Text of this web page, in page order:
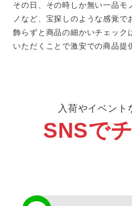
その日、その時しか無い一品モ
ノなど、宝探しのような感覚で
飾らずと商品の細かいチェック
いただくことで激安での商品提
入荷やイベント
SNSで